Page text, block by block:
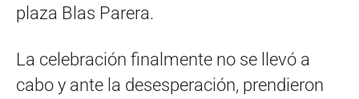
plaza Blas Parera.
La celebración finalmente no se llevó a
cabo y ante la desesperación, prendieron